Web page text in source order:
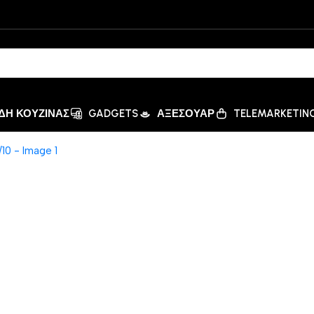
ΚΟΥΖΙΝΑΣ GADGETS ΑΞΕΣΟΥΑΡ